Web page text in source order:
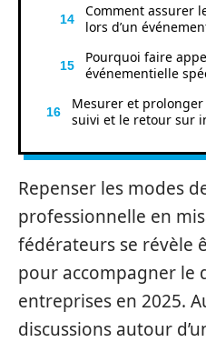
Comment assurer
lors d’un
Pourquoi faire
événementielle
Mesurer et
suivi et le retour sur
Repenser les modes
professionnelle en
fédérateurs se révèle
pour accompagner le
entreprises en 2025.
discussions autour